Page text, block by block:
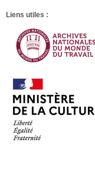
Liens utiles :